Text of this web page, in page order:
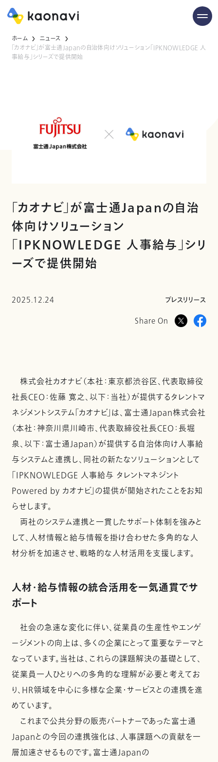
ホーム
ニュース
「カオナビ」が富士通Japanの自治体向けソリューション「IPKNOWLEDGE 人
事給与」シリーズで提供開始
「カオナビ」が富士通Japanの自治
体向けソリューション
「IPKNOWLEDGE 人事給与」シリ
ーズで提供開始
2025.12.24 プレスリリース
Share On
株式会社カオナビ（本社：東京都渋谷区、代表取締役
社長CEO：佐藤 寛之、以下：当社）が提供するタレントマ
ネジメントシステム「カオナビ」は、富士通Japan株式会社
（本社：神奈川県川崎市、代表取締役社長CEO：長堀
泉、以下：富士通Japan）が提供する自治体向け人事給
与システムと連携し、同社の新たなソリューションとして
「IPKNOWLEDGE 人事給与 タレントマネジント
Powered by カオナビ」の提供が開始されたことをお知
らせします。
両社のシステム連携と一貫したサポート体制を強みと
して、人材情報と給与情報を掛け合わせた多角的な人
材分析を加速させ、戦略的な人材活用を支援します。
人材・給与情報の統合活用を一気通貫でサ
ポート
社会の急速な変化に伴い、従業員の生産性やエンゲ
ージメントの向上は、多くの企業にとって重要なテーマと
なっています。当社は、これらの課題解決の基礎として、
従業員一人ひとりへの多角的な理解が必要と考えてお
り、HR領域を中心に多様な企業・サービスとの連携を進
めています。
これまで公共分野の販売パートナーであった富士通
Japanとの今回の連携強化は、人事課題への貢献を一
層加速させるものです。富士通Japanの